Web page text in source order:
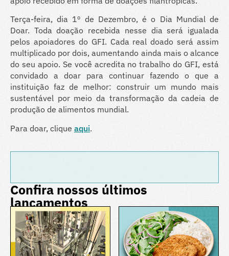
Terça-feira, dia 1º de Dezembro, é o Dia Mundial de
Doar. Toda doação recebida nesse dia será igualada
pelos apoiadores do GFI. Cada real doado será assim
multiplicado por dois, aumentando ainda mais o alcance
do seu apoio. Se você acredita no trabalho do GFI, está
convidado a doar para continuar fazendo o que a
instituição faz de melhor: construir um mundo mais
sustentável por meio da transformação da cadeia de
produção de alimentos mundial.
Para doar, clique aqui.
Confira nossos últimos
lançamentos